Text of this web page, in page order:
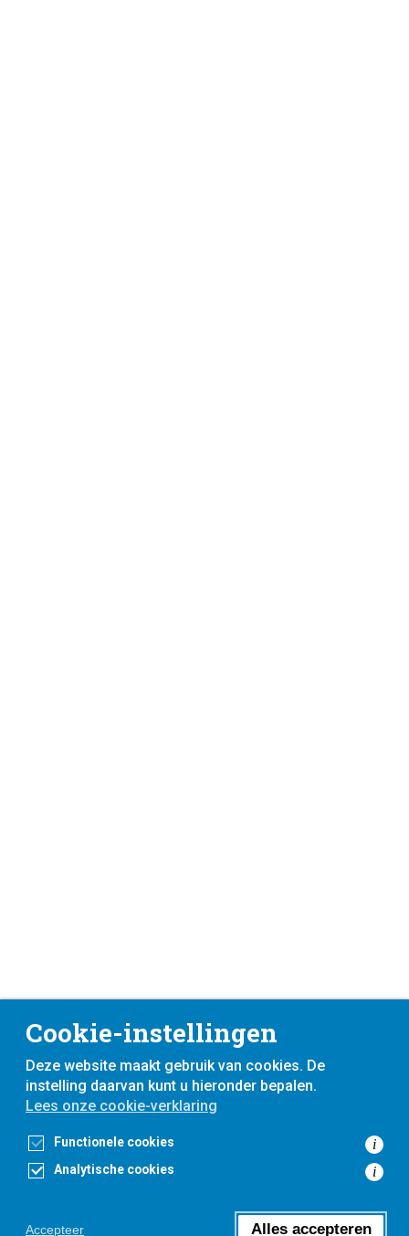
Cookie-instellingen
Deze website maakt gebruik van cookies. De
instelling daarvan kunt u hieronder bepalen.
Lees onze cookie-verklaring
Functionele cookies i
Analytische cookies i
Accepteer Alles accepteren